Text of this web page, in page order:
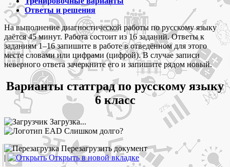
Ответы и решения
На выполнение диагностической работы по русскому языку
даётся 45 минут. Работа состоит из 16 заданий. Ответы к
заданиям 1–16 запишите в работе в отведённом для этого
месте словами или цифрами (цифрой). В случае записи
неверного ответа зачеркните его и запишите рядом новый.
Варианты статград по русскому языку
6 класс
Загрузка...
Слишком долго?
Перезагрузить документ
|
Открыть в новой вкладке